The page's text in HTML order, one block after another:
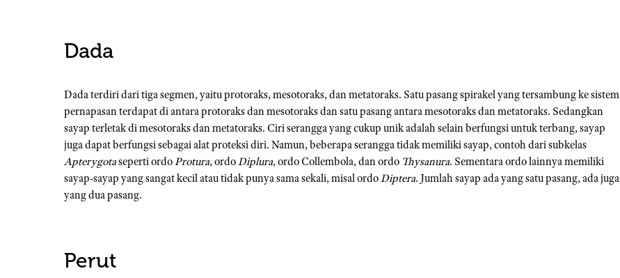
Dada
Dada terdiri dari tiga segmen, yaitu protoraks, mesotoraks, dan metatoraks. Satu pasang spirakel yang tersambung ke sistem
pernapasan terdapat di antara protoraks dan mesotoraks dan satu pasang antara mesotoraks dan metatoraks. Sedangkan
sayap terletak di mesotoraks dan metatoraks. Ciri serangga yang cukup unik adalah selain berfungsi untuk terbang, sayap
juga dapat berfungsi sebagai alat proteksi diri. Namun, beberapa serangga tidak memiliki sayap, contoh dari subkelas
Apterygotaseperti ordoProtura, ordoDiplura, ordo Collembola, dan ordo Thysanura. Sementara ordo lainnya memiliki
sayap-sayap yang sangat kecil atau tidak punya sama sekali, misal ordoDiptera. Jumlah sayap ada yang satu pasang, ada juga
yang dua pasang.
Perut